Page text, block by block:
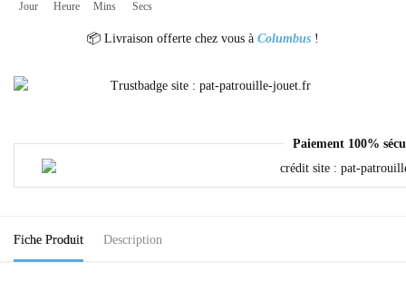
Jour Heure Mins Secs
📦 Livraison offerte chez vous à Columbus !
Paiement 100%
Fiche Produit Description